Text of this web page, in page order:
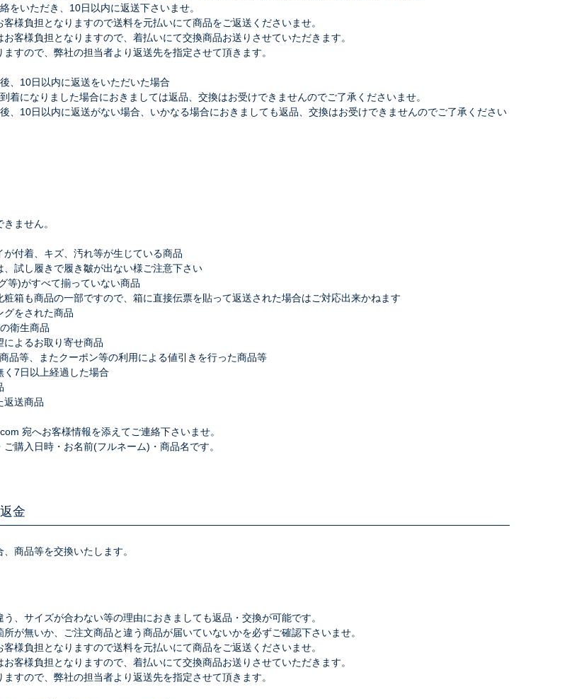
をいただき、10日以内に返送下さいませ。
様負担となりますので送料を元払いにて商品をご返送くださいませ。
客様負担となりますので、着払いにて交換商品お送りさせていただきます。
すので、弊社の担当者より返送先を指定させて頂きます。
、10日以内に返送をいただいた場合
着になりました場合におきましては返品、交換はお受けできませんのでご了承くださいませ。
、10日以内に返送がない場合、いかなる場合におきましても返品、交換はお受けできませんのでご了承ください
ません。
が付着、キズ、汚れ等が生じている商品
試し履きで履き皺が出ない様ご注意下さい
等)がすべて揃っていない商品
箱も商品の一部ですので、箱に直接伝票を貼って返送された場合はご対応出来かねます
グをされた商品
衛生商品
によるお取り寄せ商品
品等、またクーポン等の利用による値引きを行った商品等
く7日以上経過した場合
返送商品
宛へお客様情報を添えてご連絡下さいませ。
購入日時・お名前(フルネーム)・商品名です。
金
商品等を交換いたします。
、サイズが合わない等の理由におきましても返品・交換が可能です。
が無いか、ご注文商品と違う商品が届いていないかを必ずご確認下さいませ。
様負担となりますので送料を元払いにて商品をご返送くださいませ。
客様負担となりますので、着払いにて交換商品お送りさせていただきます。
すので、弊社の担当者より返送先を指定させて頂きます。